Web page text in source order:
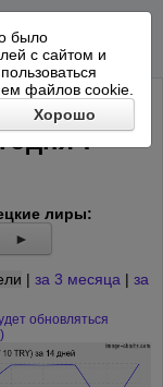
было
с сайтом и
файлов cookie.
Хорошок 10
*:
лиры:
►
| за 3 месяца | за
обновляться